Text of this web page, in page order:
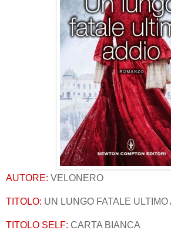
AUTORE: VELONERO
TITOLO: UN LUNGO FATALE ULTIMO
TITOLO SELF: CARTA BIANCA